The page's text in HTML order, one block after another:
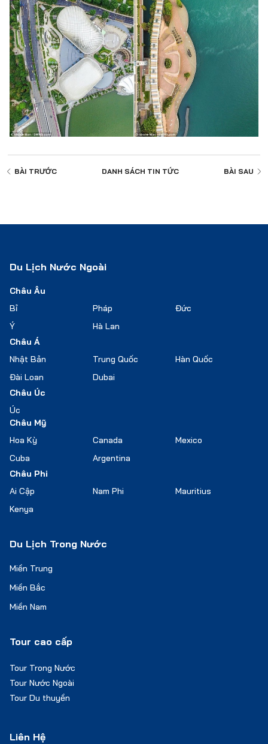
BÀI TRƯỚC DANH SÁCH TIN TỨC BÀI SAU
Du Lịch Nước Ngoài
Châu Âu
Bỉ
Pháp
Đức
Ý
Hà Lan
Châu Á
Nhật Bản
Trung Quốc
Hàn Quốc
Đài Loan
Dubai
Châu Úc
Úc
Châu Mỹ
Hoa Kỳ
Canada
Mexico
Cuba
Argentina
Châu Phi
Ai Cập
Nam Phi
Mauritius
Kenya
Du Lịch Trong Nước
Miền Trung
Miền Bắc
Miền Nam
Tour cao cấp
Tour Trong Nước
Tour Nước Ngoài
Tour Du thuyền
Liên Hệ